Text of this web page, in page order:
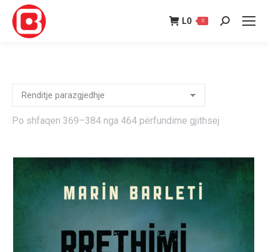
L0 0 Search:
Po shfaqen 369–384 nga 464 përfundime gjithsej